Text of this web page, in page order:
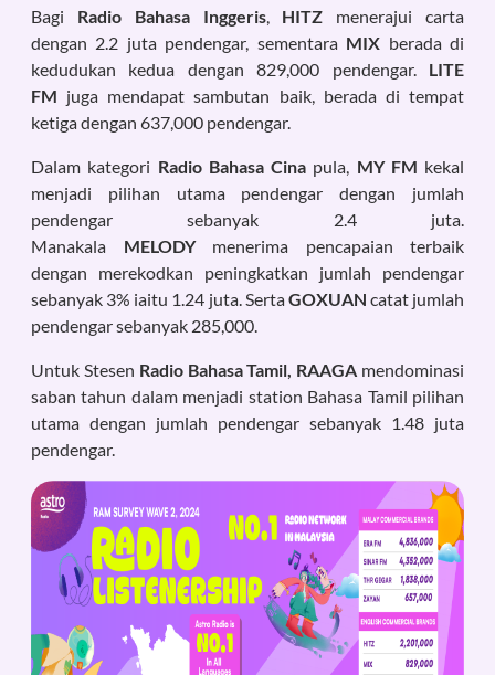
Bagi Radio Bahasa Inggeris, HITZ menerajui carta
dengan 2.2 juta pendengar, sementara MIX berada di
kedudukan kedua dengan 829,000 pendengar. LITE
FM juga mendapat sambutan baik, berada di tempat
ketiga dengan 637,000 pendengar.
Dalam kategori Radio Bahasa Cina pula, MY FM kekal
menjadi pilihan utama pendengar dengan jumlah
pendengar sebanyak 2.4 juta.
Manakala MELODYmenerima pencapaian terbaik
dengan merekodkan peningkatkan jumlah pendengar
sebanyak 3% iaitu 1.24 juta. SertaGOXUAN catat jumlah
pendengar sebanyak 285,000.
Untuk Stesen Radio Bahasa Tamil, RAAGA mendominasi
saban tahun dalam menjadi station Bahasa Tamil pilihan
utama dengan jumlah pendengar sebanyak 1.48 juta
pendengar.